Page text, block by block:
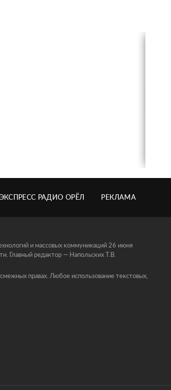
ЭКСПРЕСС РАДИО ОРЁЛ РЕКЛАМА
и массовых коммуникаций 26 июня
Главный редактор — Напольских Т.В.
правах. Любое использование текстовых,